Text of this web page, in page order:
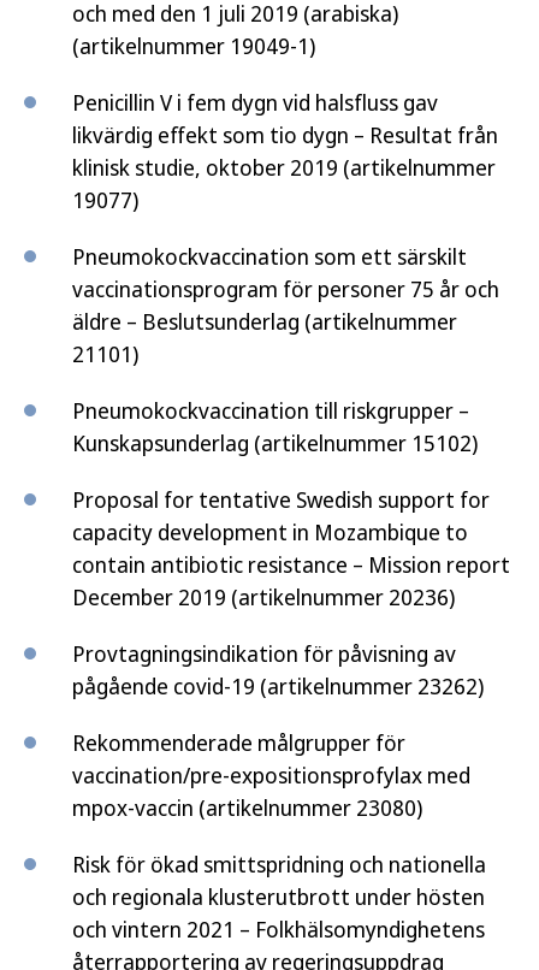
och med den 1 juli 2019 (arabiska)
(artikelnummer 19049-1)
Penicillin V i fem dygn vid halsfluss gav
likvärdig effekt som tio dygn – Resultat från
klinisk studie, oktober 2019 (artikelnummer
19077)
Pneumokockvaccination som ett särskilt
vaccinationsprogram för personer 75 år och
äldre – Beslutsunderlag (artikelnummer
21101)
Pneumokockvaccination till riskgrupper –
Kunskapsunderlag (artikelnummer 15102)
Proposal for tentative Swedish support for
capacity development in Mozambique to
contain antibiotic resistance – Mission report
December 2019 (artikelnummer 20236)
Provtagningsindikation för påvisning av
pågående covid-19 (artikelnummer 23262)
Rekommenderade målgrupper för
vaccination/pre-expositionsprofylax med
mpox-vaccin (artikelnummer 23080)
Risk för ökad smittspridning och nationella
och regionala klusterutbrott under hösten
och vintern 2021 – Folkhälsomyndighetens
återrapportering av regeringsuppdrag